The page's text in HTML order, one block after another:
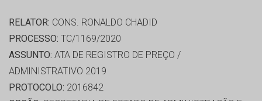
RELATOR: CONS. RONALDO CHADID
PROCESSO: TC/1169/2020
ASSUNTO: ATA DE REGISTRO DE PREÇO /
ADMINISTRATIVO 2019
PROTOCOLO: 2016842